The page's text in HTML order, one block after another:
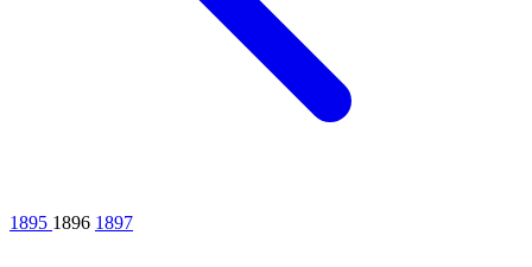
1895 1896 1897